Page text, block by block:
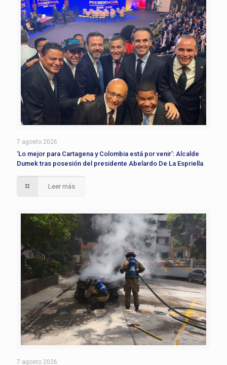
7 agosto 2026
‘Lo mejor para Cartagena y Colombia está por venir’: Alcalde
Dumek tras posesión del presidente Abelardo De La Espriella
Leer más
7 agosto 2026